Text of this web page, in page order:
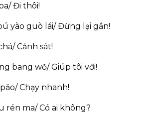
Đi thôi!
yào guò lái/ Đừng lại gần!
Cảnh sát!
bang wǒ/ Giúp tôi với!
Chạy nhanh!
rén ma/ Có ai không?